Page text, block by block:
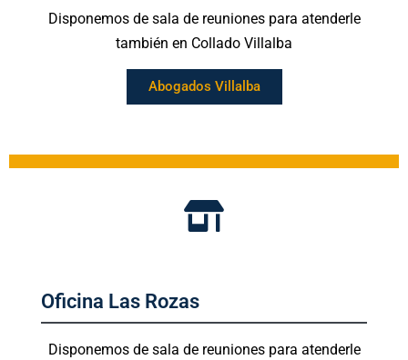
Disponemos de sala de reuniones para atenderle
también en Collado Villalba
Abogados Villalba
Oficina Las Rozas
Disponemos de sala de reuniones para atenderle